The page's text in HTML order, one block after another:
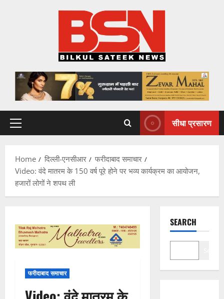
Primary
सीधा प्रसारण
Home दिल्ली-एनसीआर
फरीदाबाद समाचार
Video: वंदे मातरम के 150 वर्ष पूरे होने पर भव्य कार्यक्रम का आयोजन,
हजारों लोगों ने शपथ ली
फरीदाबाद समाचार
SEARCH